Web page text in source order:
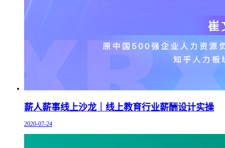
薪人薪事线上沙龙｜线上教育行业薪酬设计实操
2020-07-24